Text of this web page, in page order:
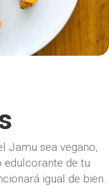
Jamu sea vegano,
edulcorante de tu
igual de bien.